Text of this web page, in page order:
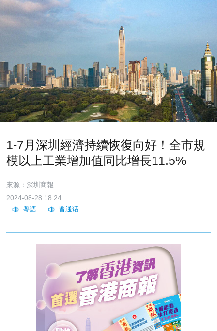
1-7月深圳經濟持續恢復向好！全市規
模以上工業增加值同比增長11.5%
來源：深圳商報
2024-08-28 18:24